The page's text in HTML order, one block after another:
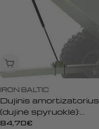
Išparduota
IRON BALTIC
Dujinis amortizatorius
(dujinė spyruoklė):
(Offroad 500)
Įprasta
84,70€